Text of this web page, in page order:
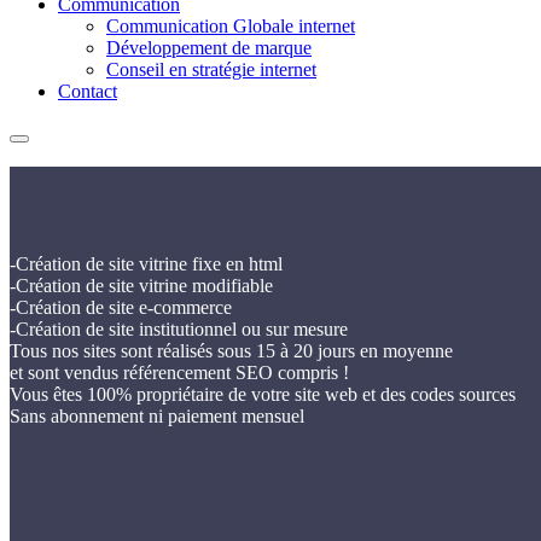
Communication
Communication Globale internet
Développement de marque
Conseil en stratégie internet
Contact
-Création de site vitrine fixe en html
-Création de site vitrine modifiable
-Création de site e-commerce
-Création de site institutionnel ou sur mesure
Tous nos sites sont réalisés sous 15 à 20 jours en moyenne
et sont vendus référencement SEO compris !
Vous êtes 100% propriétaire de votre site web et des codes sources
Sans abonnement ni paiement mensuel